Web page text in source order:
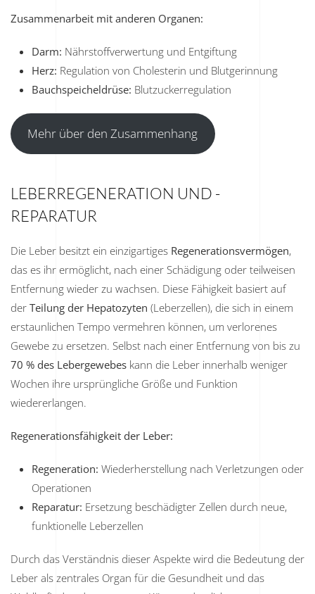
Zusammenarbeit mit anderen Organen:
Darm: Nährstoffverwertung und Entgiftung
Herz: Regulation von Cholesterin und Blutgerinnung
Bauchspeicheldrüse: Blutzuckerregulation
Mehr über den Zusammenhang
LEBERREGENERATION UND -
REPARATUR
Die Leber besitzt ein einzigartiges Regenerationsvermögen,
das es ihr ermöglicht, nach einer Schädigung oder teilweisen
Entfernung wieder zu wachsen. Diese Fähigkeit basiert auf
der Teilung der Hepatozyten (Leberzellen), die sich in einem
erstaunlichen Tempo vermehren können, um verlorenes
Gewebe zu ersetzen. Selbst nach einer Entfernung von bis zu
70 % des Lebergewebes kann die Leber innerhalb weniger
Wochen ihre ursprüngliche Größe und Funktion
wiedererlangen.
Regenerationsfähigkeit der Leber:
Regeneration: Wiederherstellung nach Verletzungen oder
Operationen
Reparatur: Ersetzung beschädigter Zellen durch neue,
funktionelle Leberzellen
Durch das Verständnis dieser Aspekte wird die Bedeutung der
Leber als zentrales Organ für die Gesundheit und das